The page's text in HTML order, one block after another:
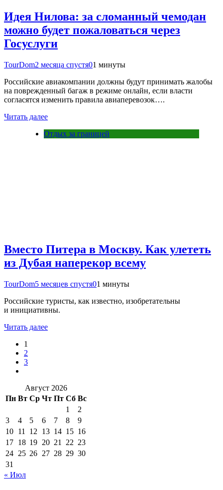
Идея Нилова: за сломанный чемодан
можно будет пожаловаться через
Госуслуги
TourDom2 месяца спустя01 минуты
Российские авиакомпании должны будут принимать жалобы
на поврежденный багаж в режиме онлайн, если власти
согласятся изменить правила авиаперевозок….
Читать далее
Отдых за границей
Вместо Питера в Москву. Как улететь
из Дубая наперекор всему
TourDom5 месяцев спустя01 минуты
Российские туристы, как известно, изобретательны
и инициативны.
Читать далее
1
2
3
Август 2026
Пн Вт Ср Чт Пт Сб Вс
1
2
3
4 5 6 7 8
9
10 11 12 13 14 15 16
17 18 19 20 21 22 23
24 25 26 27 28 29 30
31
« Июл